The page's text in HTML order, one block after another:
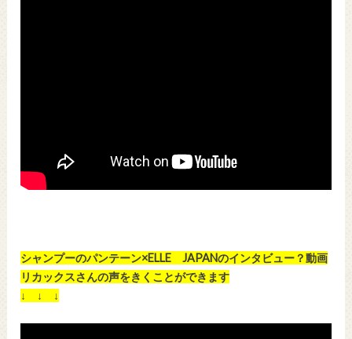
シャンプーのパンテーン×ELLE JAPANのインタビュー？動画
リカックスさんの声をきくことができます
↓ ↓ ↓